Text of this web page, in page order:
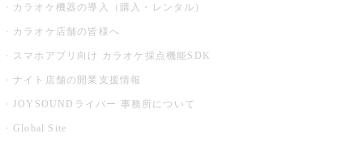
カラオケ機器の導入（購入・レンタル）
カラオケ店舗の皆様へ
スマホアプリ向け カラオケ採点機能SDK
ナイト店舗の開業支援情報
JOYSOUNDライバー 事務所について
Global Site